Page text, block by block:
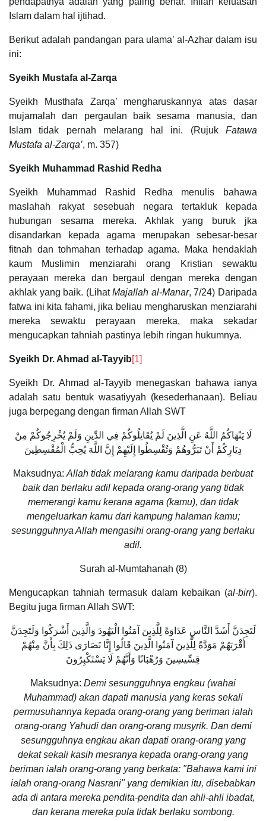
Islam dalam hal ijtihad.
Berikut adalah pandangan para ulama’ al-Azhar dalam isu
ini:
Syeikh Mustafa al-Zarqa
Syeikh Musthafa Zarqa’ mengharuskannya atas dasar
mujamalah dan pergaulan baik sesama manusia, dan
Islam tidak pernah melarang hal ini. (Rujuk Fatawa
Mustafa al-Zarqa’, m. 357)
Syeikh Muhammad Rashid Redha
Syeikh Muhammad Rashid Redha menulis bahawa
maslahah rakyat sesebuah negara tertakluk kepada
hubungan sesama mereka. Akhlak yang buruk jka
disandarkan kepada agama merupakan sebesar-besar
fitnah dan tohmahan terhadap agama. Maka hendaklah
kaum Muslimin menziarahi orang Kristian sewaktu
perayaan mereka dan bergaul dengan mereka dengan
akhlak yang baik. (LihatMajallah al-Manar, 7/24) Daripada
fatwa ini kita fahami, jika beliau mengharuskan menziarahi
mereka sewaktu perayaan mereka, maka sekadar
mengucapkan tahniah pastinya lebih ringan hukumnya.
Syeikh Dr. Ahmad al-Tayyib[1]
Syeikh Dr. Ahmad al-Tayyib menegaskan bahawa ianya
adalah satu bentuk wasatiyyah (kesederhanaan). Beliau
juga berpegang dengan firman Allah SWT
لَا يَنْهَاكُمُ اللَّهُ عَنِ الَّذِينَ لَمْ يُقَاتِلُوكُمْ فِي الدِّينِ وَلَمْ يُخْرِجُوكُمْ مِنْ
دِيَارِكُمْ أَنْ تَبَرُّوهُمْ وَتُقْسِطُوا إِلَيْهِمْ إِنَّ اللَّهَ يُحِبُّ الْمُقْسِطِينَ
Maksudnya: Allah tidak melarang kamu daripada berbuat
baik dan berlaku adil kepada orang-orang yang tidak
memerangi kamu kerana agama (kamu), dan tidak
mengeluarkan kamu dari kampung halaman kamu;
sesungguhnya Allah mengasihi orang-orang yang berlaku
adil.
Surah al-Mumtahanah (8)
Mengucapkan tahniah termasuk dalam kebaikan (al-birr).
Begitu juga firman Allah SWT:
لَتَجِدَنَّ أَشَدَّ النَّاسِ عَدَاوَةً لِلَّذِينَ آمَنُوا الْيَهُودَ وَالَّذِينَ أَشْرَكُوا وَلَتَجِدَنَّ
أَقْرَبَهُمْ مَوَدَّةً لِلَّذِينَ آمَنُوا الَّذِينَ قَالُوا إِنَّا نَصَارَى ذَلِكَ بِأَنَّ مِنْهُمْ
قِسِّيسِينَ وَرُهْبَانًا وَأَنَّهُمْ لَا يَسْتَكْبِرُونَ
Maksudnya: Demi sesungguhnya engkau (wahai
Muhammad) akan dapati manusia yang keras sekali
permusuhannya kepada orang-orang yang beriman ialah
orang-orang Yahudi dan orang-orang musyrik. Dan demi
sesungguhnya engkau akan dapati orang-orang yang
dekat sekali kasih mesranya kepada orang-orang yang
beriman ialah orang-orang yang berkata: "Bahawa kami ini
ialah orang-orang Nasrani" yang demikian itu, disebabkan
ada di antara mereka pendita-pendita dan ahli-ahli ibadat,
dan kerana mereka pula tidak berlaku sombong.